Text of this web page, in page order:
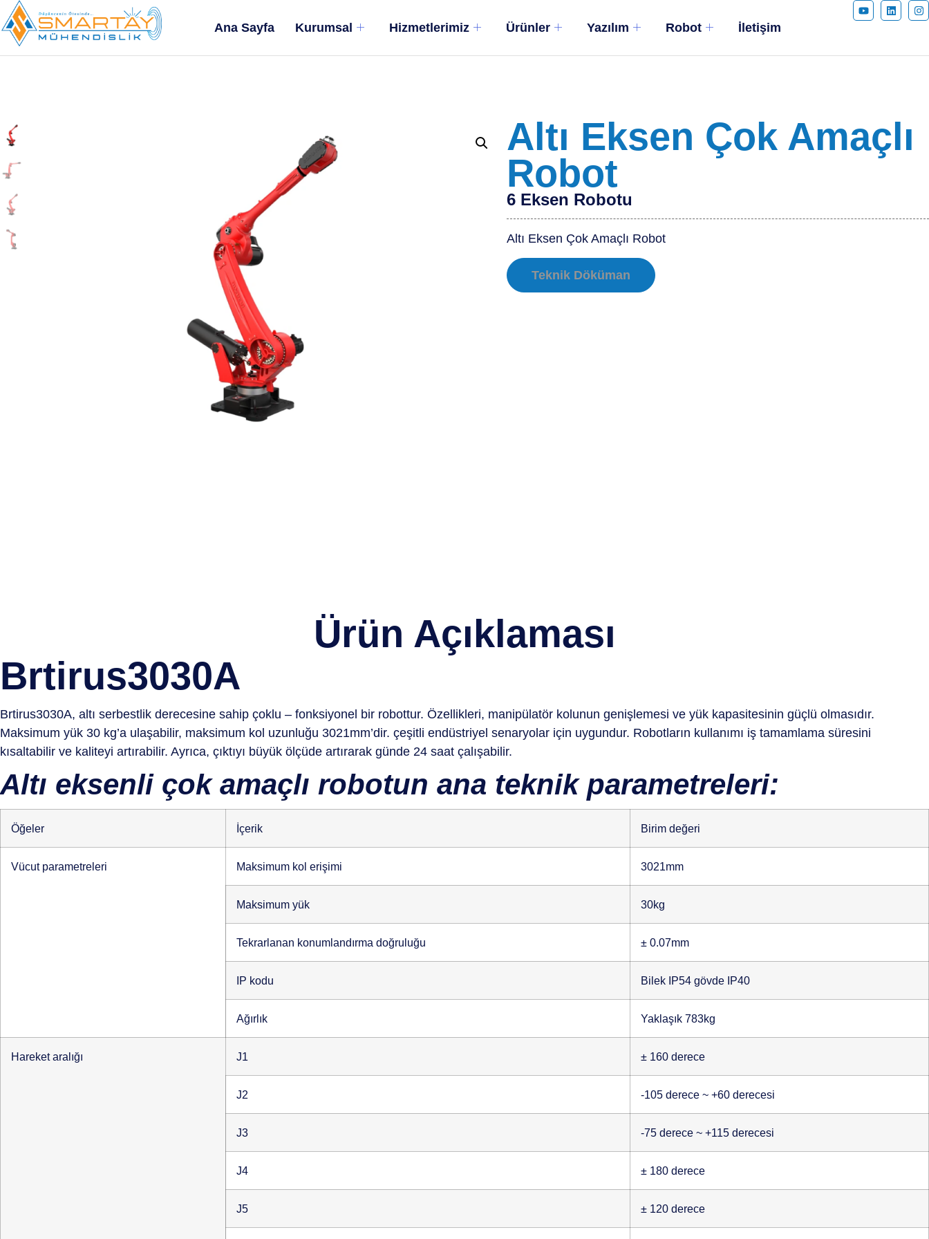
Ana Sayfa Kurumsal Hizmetlerimiz Ürünler Yazılım Robot İletişim
Altı Eksen Çok Amaçlı
Robot
6 Eksen Robotu
Altı Eksen Çok Amaçlı Robot
Teknik Döküman
Ürün Açıklaması
Brtirus3030A
Brtirus3030A, altı serbestlik derecesine sahip çoklu – fonksiyonel bir robottur. Özellikleri, manipülatör kolunun genişlemesi ve yük kapasitesinin güçlü olmasıdır.
Maksimum yük 30 kg’a ulaşabilir, maksimum kol uzunluğu 3021mm’dir. çeşitli endüstriyel senaryolar için uygundur. Robotların kullanımı iş tamamlama süresini
kısaltabilir ve kaliteyi artırabilir. Ayrıca, çıktıyı büyük ölçüde artırarak günde 24 saat çalışabilir.
Altı eksenli çok amaçlı robotun ana teknik parametreleri:
Öğeler İçerik Birim değeri
Vücut parametreleri Maksimum kol erişimi 3021mm
Maksimum yük 30kg
Tekrarlanan konumlandırma doğruluğu ± 0.07mm
IP kodu Bilek IP54 gövde IP40
Ağırlık Yaklaşık 783kg
Hareket aralığı J1 ± 160 derece
J2 -105 derece ~ +60 derecesi
J3 -75 derece ~ +115 derecesi
J4 ± 180 derece
J5 ± 120 derece